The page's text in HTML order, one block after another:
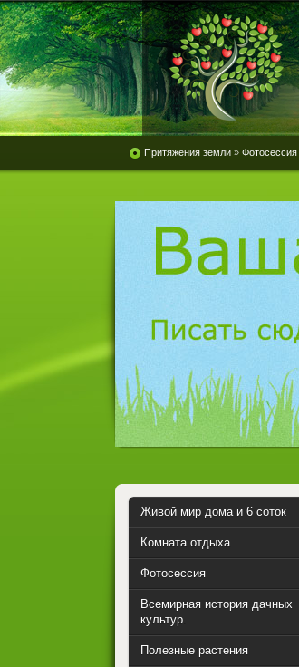
Притяжения земли » Фотосессия
Живой мир дома и 6 соток
Комната отдыха
Фотосессия
Всемирная история дачных
культур.
Полезные растения